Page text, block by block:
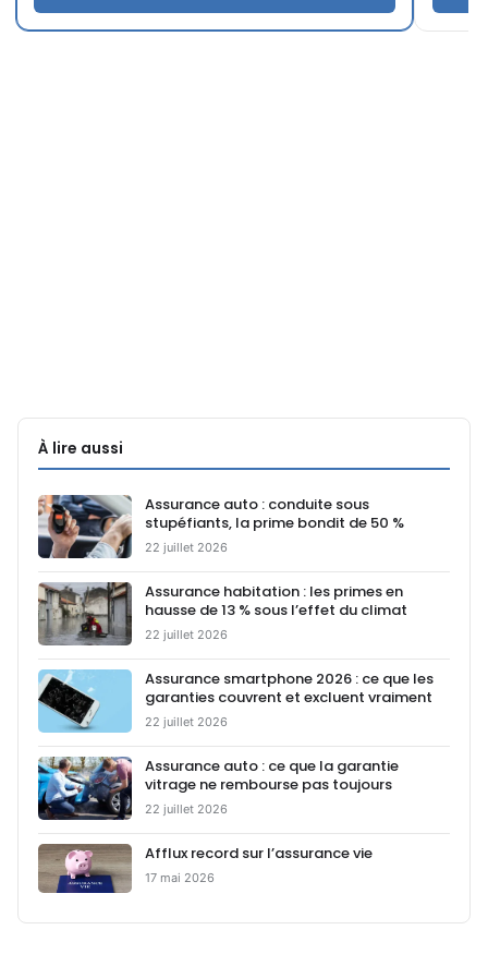
À lire aussi
Assurance auto : conduite sous
stupéfiants, la prime bondit de 50 %
22 juillet 2026
Assurance habitation : les primes en
hausse de 13 % sous l’effet du climat
22 juillet 2026
Assurance smartphone 2026 : ce que les
garanties couvrent et excluent vraiment
22 juillet 2026
Assurance auto : ce que la garantie
vitrage ne rembourse pas toujours
22 juillet 2026
Afflux record sur l’assurance vie
17 mai 2026